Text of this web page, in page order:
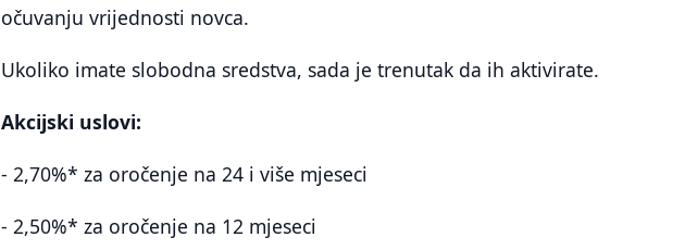
očuvanju vrijednosti novca.
Ukoliko imate slobodna sredstva, sada je trenutak da ih aktivirate.
Akcijski uslovi:
- 2,70%* za oročenje na 24 i više mjeseci
- 2,50%* za oročenje na 12 mjeseci